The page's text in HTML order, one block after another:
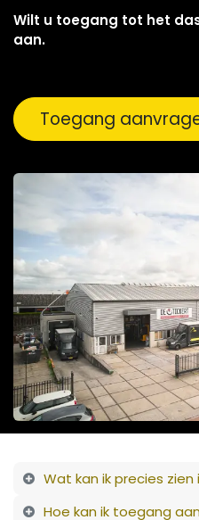
Wilt u toegang tot het
aan.
Toegang
Wat kan ik precies
Hoe kan ik toegang